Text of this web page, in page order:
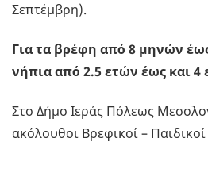
Σεπτέμβρη).
Για τα βρέφη από 8 μηνών
νήπια από 2.5 ετών έως και 4
Στο Δήμο Ιεράς Πόλεως
ακόλουθοι Βρεφικοί –